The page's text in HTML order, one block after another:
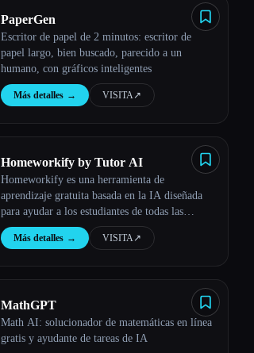
PaperGen
Escritor de papel de 2 minutos: escritor de
papel largo, bien buscado, parecido a un
humano, con gráficos inteligentes
Más detalles → VISITA↗︎
Homeworkify by Tutor AI
Homeworkify es una herramienta de
aprendizaje gratuita basada en la IA diseñada
para ayudar a los estudiantes de todas las
edades a entender y completar sus deberes de
forma más eficaz.
Más detalles → VISITA↗︎
MathGPT
Math AI: solucionador de matemáticas en línea
gratis y ayudante de tareas de IA